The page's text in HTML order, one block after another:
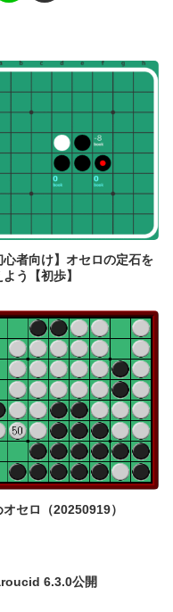
心者向け】オセロの定石を
う【初歩】
オセロ（20250919）
6.3.0公開